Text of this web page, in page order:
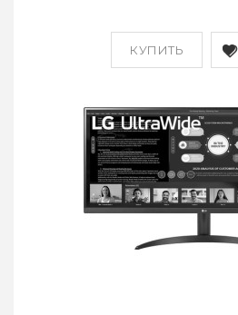
КУПИТЬ